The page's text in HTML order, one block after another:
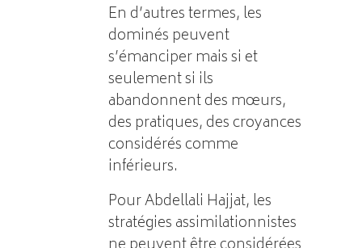
En d’autres termes, les
dominés peuvent
s’émanciper mais si et
seulement si ils
abandonnent des mœurs,
des pratiques, des croyances
considérés comme
inférieurs.
Pour Abdellali Hajjat, les
stratégies assimilationnistes